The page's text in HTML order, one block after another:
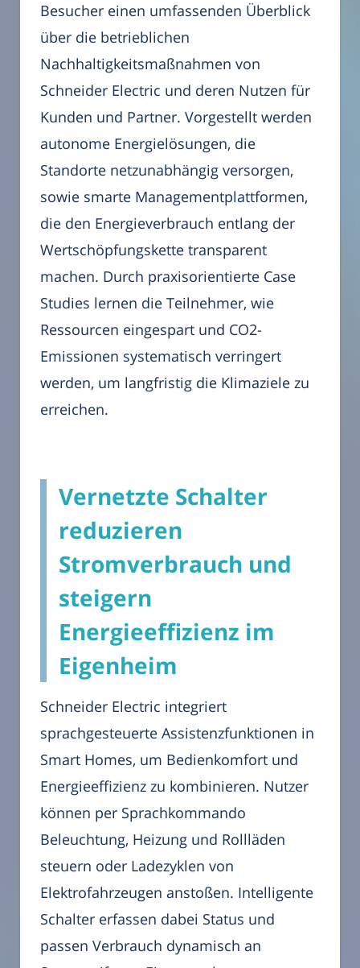
Besucher einen umfassenden Überblick
über die betrieblichen
Nachhaltigkeitsmaßnahmen von
Schneider Electric und deren Nutzen für
Kunden und Partner. Vorgestellt werden
autonome Energielösungen, die
Standorte netzunabhängig versorgen,
sowie smarte Managementplattformen,
die den Energieverbrauch entlang der
Wertschöpfungskette transparent
machen. Durch praxisorientierte Case
Studies lernen die Teilnehmer, wie
Ressourcen eingespart und CO2-
Emissionen systematisch verringert
werden, um langfristig die Klimaziele zu
erreichen.
Vernetzte Schalter
reduzieren
Stromverbrauch und
steigern
Energieeffizienz im
Eigenheim
Schneider Electric integriert
sprachgesteuerte Assistenzfunktionen in
Smart Homes, um Bedienkomfort und
Energieeffizienz zu kombinieren. Nutzer
können per Sprachkommando
Beleuchtung, Heizung und Rollläden
steuern oder Ladezyklen von
Elektrofahrzeugen anstoßen. Intelligente
Schalter erfassen dabei Status und
passen Verbrauch dynamisch an